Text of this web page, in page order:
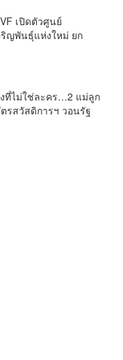
เปิดตัวศูนย์
ริญพันธุ์แห่งใหม่ ยก
นย์กลางการรักษาผู้มี
ที่ไม่ใช่ละคร…2 แม่ลูก
รสวัสดิการฯ วอนรัฐ
นจน(คลิป)